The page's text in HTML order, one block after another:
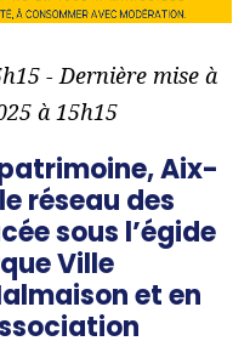
- Dernière mise à
à 15h15
Aix-
réseau des
sous l’égide
Ville
et en